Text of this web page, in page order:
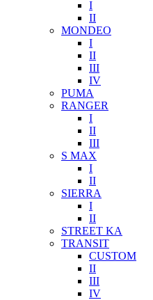
I
II
MONDEO
I
II
III
IV
PUMA
RANGER
I
II
III
S MAX
I
II
SIERRA
I
II
STREET KA
TRANSIT
CUSTOM
II
III
IV